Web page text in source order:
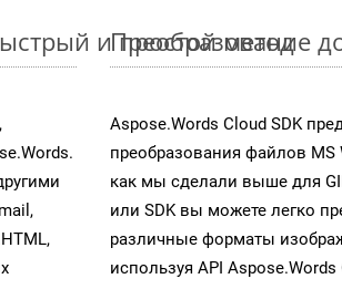
и простой метод
Преобразование
Aspose.Words Cloud SDK
преобразования файлов
как мы сделали выше для
или SDK вы можете легко
различные форматы
используя API Aspose.Words